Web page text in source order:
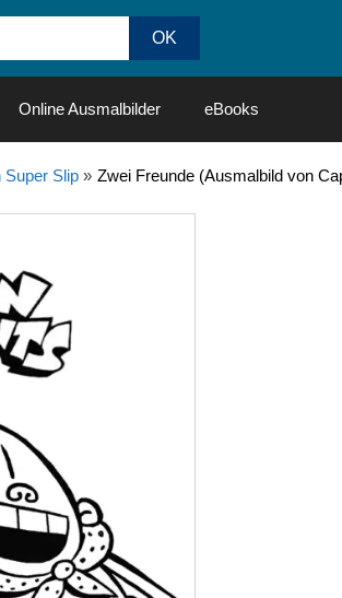
Online Ausmalbilder eBooks
Super Slip» Zwei Freunde (Ausmalbild von